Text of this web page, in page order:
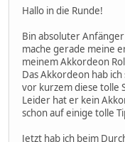
Hallo in die Runde!
Bin absoluter
mache gerade meine
meinem Akkordeon
Das Akkordeon hab
vor kurzem diese tolle
Leider hat er kein
schon auf einige tolle
Jetzt hab ich beim